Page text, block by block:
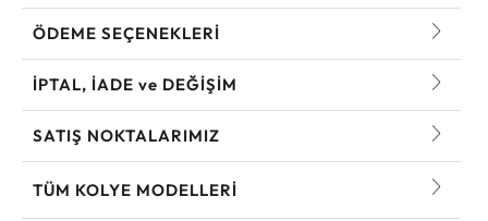
ÖDEME SEÇENEKLERİ
İPTAL, İADE ve DEĞİŞİM
SATIŞ NOKTALARIMIZ
TÜM KOLYE MODELLERI